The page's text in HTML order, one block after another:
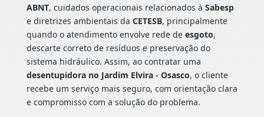
ABNT, cuidados operacionais relacionados à Sabesp
e diretrizes ambientais da CETESB, principalmente
quando o atendimento envolve rede de esgoto,
descarte correto de resíduos e preservação do
sistema hidráulico. Assim, ao contratar uma
desentupidora no Jardim Elvira - Osasco, o cliente
recebe um serviço mais seguro, com orientação clara
e compromisso com a solução do problema.